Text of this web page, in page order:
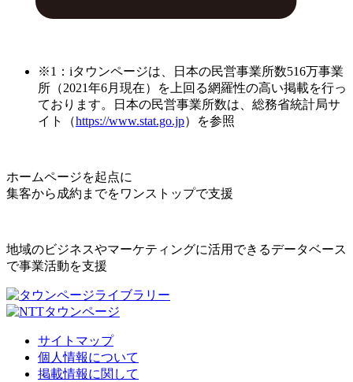
※1：iタウンページは、日本の民営事業所数516万事業
所（2021年6月現在）を上回る網羅性の高い掲載を行っ
ております。日本の民営事業所数は、総務省統計局サ
イト（https://www.stat.go.jp）を参照
ホームページを起点に
集客から成約までをワンストップで支援
地域のビジネスやマーケティングに活用できるデータベース
で事業活動を支援
サイトマップ
個人情報について
掲載情報に関して